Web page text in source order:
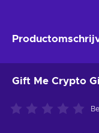
Gift Me Crypto